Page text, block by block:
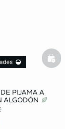
PIJAMA A
ALGODÓN